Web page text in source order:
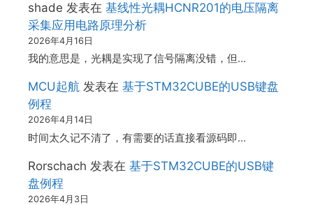
shade 发表在 基线性光耦HCNR201的电压隔离
采集应用电路原理分析
2026年4月16日
我的意思是，光耦是实现了信号隔离没错，但…
MCU起航 发表在 基于STM32CUBE的USB键盘
例程
2026年4月14日
时间太久记不清了，有需要的话直接看源码即…
Rorschach 发表在 基于STM32CUBE的USB键
盘例程
2026年4月3日